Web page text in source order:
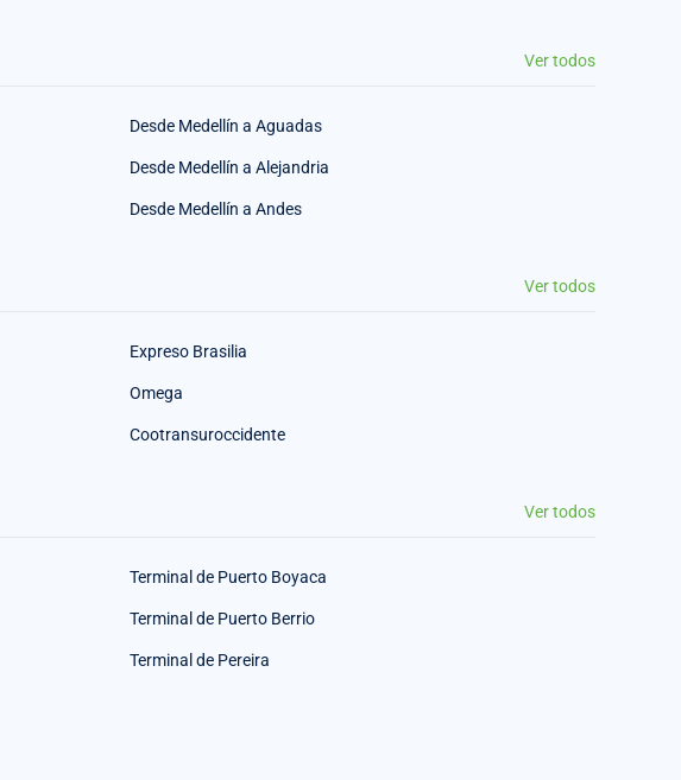
Ver todos
Desde Medellín a Aguadas
Desde Medellín a Alejandria
Desde Medellín a Andes
Ver todos
Expreso Brasilia
Omega
Cootransuroccidente
Ver todos
Terminal de Puerto Boyaca
Terminal de Puerto Berrio
Terminal de Pereira